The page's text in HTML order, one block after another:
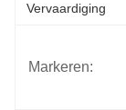
Vervaardiging
Markeren: